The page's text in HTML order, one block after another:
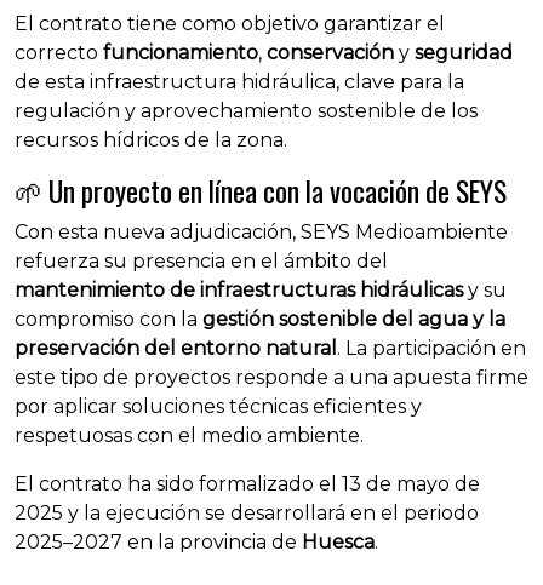
El contrato tiene como objetivo garantizar el
correcto funcionamiento, conservación y seguridad
de esta infraestructura hidráulica, clave para la
regulación y aprovechamiento sostenible de los
recursos hídricos de la zona.
🌱 Un proyecto en línea con la vocación de SEYS
Con esta nueva adjudicación, SEYS Medioambiente
refuerza su presencia en el ámbito del
mantenimiento de infraestructuras hidráulicasy su
compromiso con la gestión sostenible del agua y la
preservación del entorno natural . La participación en
este tipo de proyectos responde a una apuesta firme
por aplicar soluciones técnicas eficientes y
respetuosas con el medio ambiente.
El contrato ha sido formalizado el 13 de mayo de
2025 y la ejecución se desarrollará en el periodo
2025–2027 en la provincia de Huesca.